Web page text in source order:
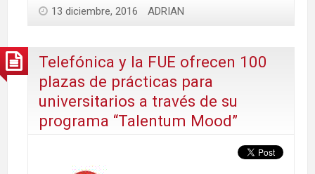
13 diciembre, 2016 ADRIAN
Telefónica y la FUE ofrecen 100
plazas de prácticas para
universitarios a través de su
programa “Talentum Mood”